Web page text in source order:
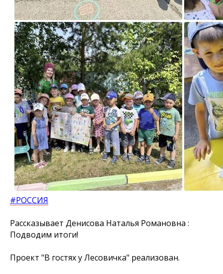
#РОССИЯ
Рассказывает Денисова Наталья Романовна :
Подводим итоги!
Проект "В гостях у Лесовичка" реализован.